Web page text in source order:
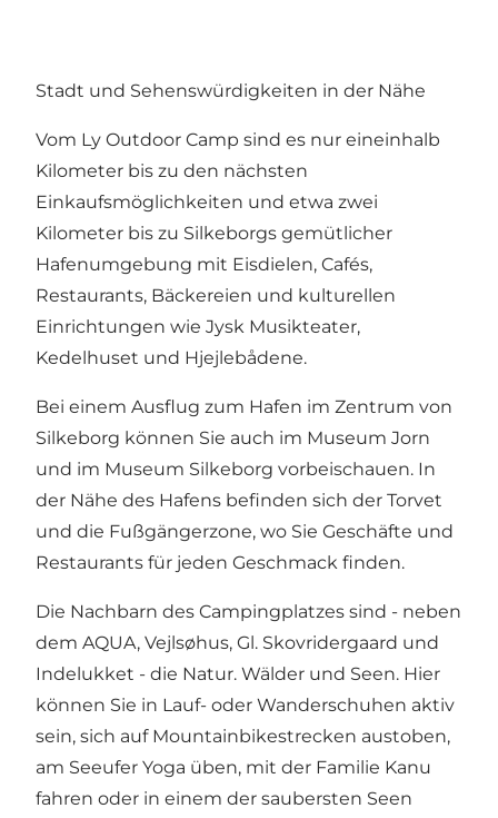
Stadt und Sehenswürdigkeiten in der Nähe
Vom Ly Outdoor Camp sind es nur eineinhalb
Kilometer bis zu den nächsten
Einkaufsmöglichkeiten und etwa zwei
Kilometer bis zu Silkeborgs gemütlicher
Hafenumgebung mit Eisdielen, Cafés,
Restaurants, Bäckereien und kulturellen
Einrichtungen wie Jysk Musikteater,
Kedelhuset und Hjejlebådene.
Bei einem Ausflug zum Hafen im Zentrum von
Silkeborg können Sie auch im Museum Jorn
und im Museum Silkeborg vorbeischauen. In
der Nähe des Hafens befinden sich der Torvet
und die Fußgängerzone, wo Sie Geschäfte und
Restaurants für jeden Geschmack finden.
Die Nachbarn des Campingplatzes sind - neben
dem AQUA, Vejlsøhus, Gl. Skovridergaard und
Indelukket - die Natur. Wälder und Seen. Hier
können Sie in Lauf- oder Wanderschuhen aktiv
sein, sich auf Mountainbikestrecken austoben,
am Seeufer Yoga üben, mit der Familie Kanu
fahren oder in einem der saubersten Seen